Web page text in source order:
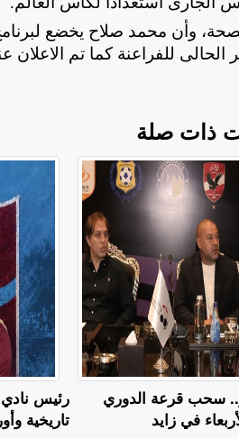
وأن محمد صلاح يخضع
للفراعنة كما تم الاعلان
ذات صلة
رئيس
تاريخية
سحب قرعة الدوري
في زايد